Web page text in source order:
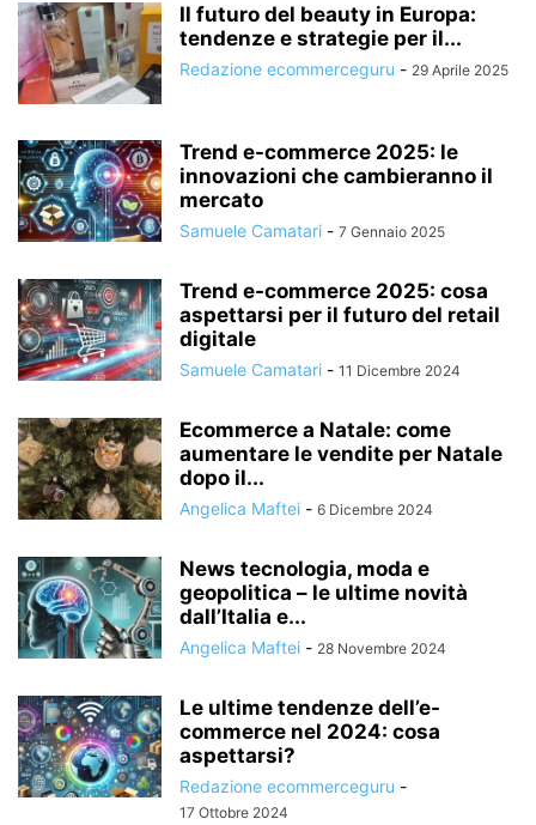
Il futuro del beauty in Europa:
tendenze e strategie per il...
Redazione ecommerceguru - 29 Aprile 2025
Trend e-commerce 2025: le
innovazioni che cambieranno il
mercato
Samuele Camatari - 7 Gennaio 2025
Trend e-commerce 2025: cosa
aspettarsi per il futuro del retail
digitale
Samuele Camatari - 11 Dicembre 2024
Ecommerce a Natale: come
aumentare le vendite per Natale
dopo il...
Angelica Maftei - 6 Dicembre 2024
News tecnologia, moda e
geopolitica – le ultime novità
dall’Italia e...
Angelica Maftei - 28 Novembre 2024
Le ultime tendenze dell’e-
commerce nel 2024: cosa
aspettarsi?
Redazione ecommerceguru -
17 Ottobre 2024